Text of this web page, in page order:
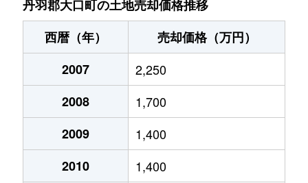
丹羽郡大口町の土地売却価格推移
西暦（年）
売却価格（万円）
2007
2,250
2008
1,700
2009
1,400
2010
1,400